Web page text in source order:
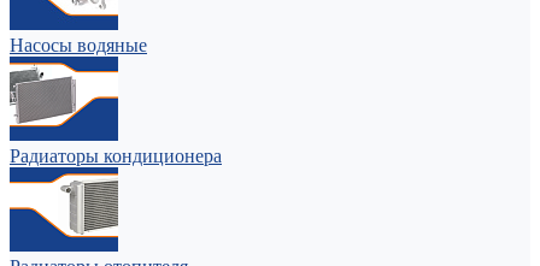
Насосы водяные
Радиаторы кондиционера